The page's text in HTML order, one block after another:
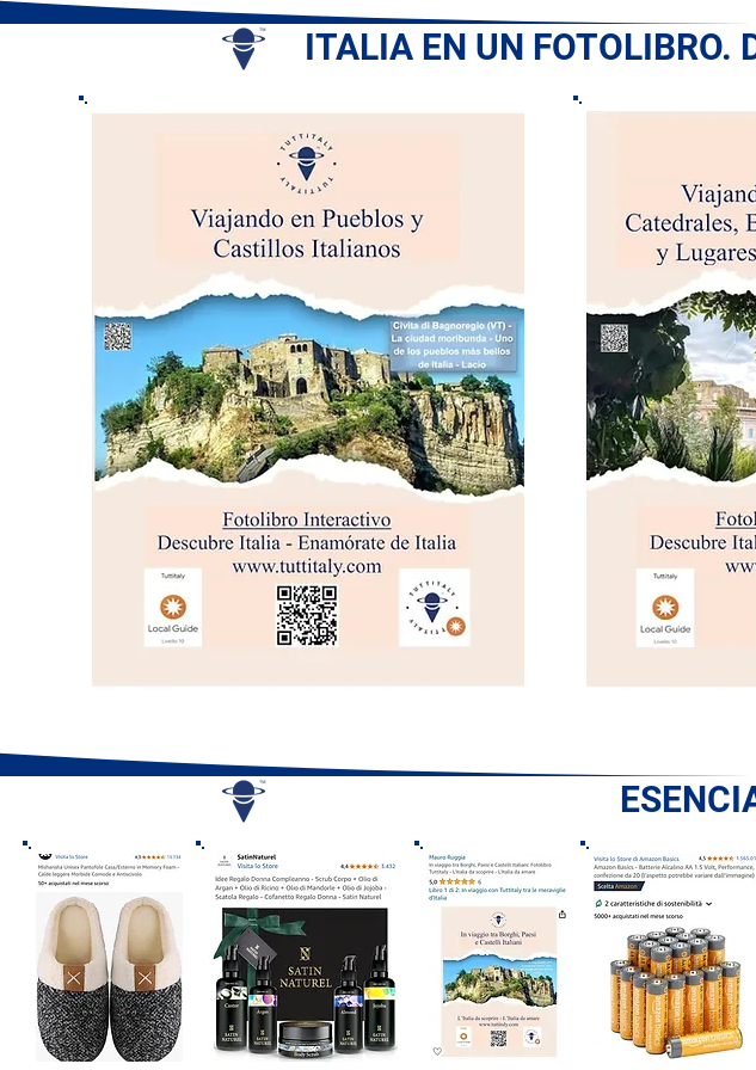
ITALIA EN UN FOTOLIBRO.